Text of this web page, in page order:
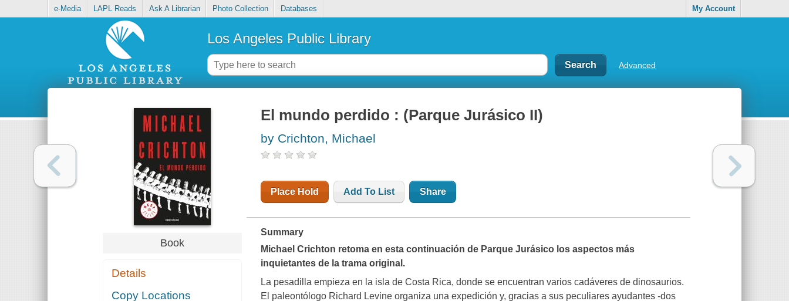
e-Media LAPL Reads Ask A Librarian Photo Collection Databases My Account
Los Angeles Public Library
Advanced
Book
Details
Copy Locations
El mundo perdido : (Parque Jurásico II)
by Crichton, Michael
Place Hold Add To List Share
Summary
Michael Crichton retoma en esta continuación de Parque Jurásico los aspectos más
inquietantes de la trama original.
La pesadilla empieza en la isla de Costa Rica, donde se encuentran varios cadáveres de dinosaurios.
El paleontólogo Richard Levine organiza una expedición y, gracias a sus peculiares ayudantes -dos